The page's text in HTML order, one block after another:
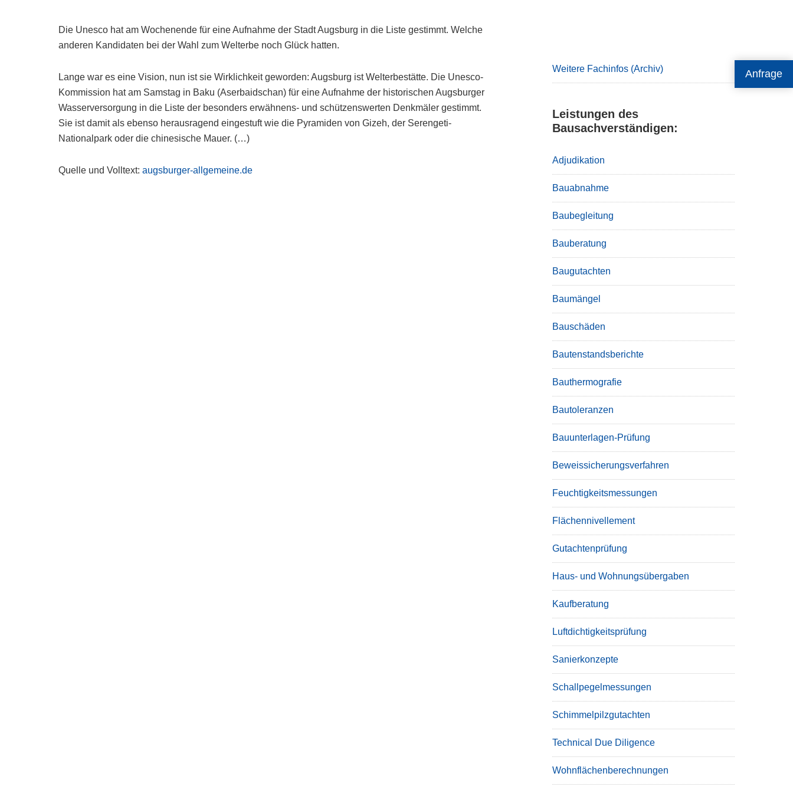
Anfrage
Die Unesco hat am Wochenende für eine Aufnahme der Stadt Augsburg in die Liste gestimmt. Welche
anderen Kandidaten bei der Wahl zum Welterbe noch Glück hatten.
Lange war es eine Vision, nun ist sie Wirklichkeit geworden: Augsburg ist Welterbestätte. Die Unesco-
Kommission hat am Samstag in Baku (Aserbaidschan) für eine Aufnahme der historischen Augsburger
Wasserversorgung in die Liste der besonders erwähnens- und schützenswerten Denkmäler gestimmt.
Sie ist damit als ebenso herausragend eingestuft wie die Pyramiden von Gizeh, der Serengeti-
Nationalpark oder die chinesische Mauer. (…)
Quelle und Volltext:augsburger-allgemeine.de
Weitere Fachinfos (Archiv)
Leistungen des
Bausachverständigen:
Adjudikation
Bauabnahme
Baubegleitung
Bauberatung
Baugutachten
Baumängel
Bauschäden
Bautenstandsberichte
Bauthermografie
Bautoleranzen
Bauunterlagen-Prüfung
Beweissicherungsverfahren
Feuchtigkeitsmessungen
Flächennivellement
Gutachtenprüfung
Haus- und Wohnungsübergaben
Kaufberatung
Luftdichtigkeitsprüfung
Sanierkonzepte
Schallpegelmessungen
Schimmelpilzgutachten
Technical Due Diligence
Wohnflächenberechnungen